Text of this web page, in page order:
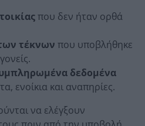
που δεν ήταν ορθά
τέκνων που υποβλήθηκε
δεδομένα
ενοίκια και αναπηρίες.
να ελέγξουν